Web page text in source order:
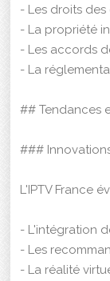
- Les droits
- La propriété
- Les accords
- La
## Tendances
###
L'IPTV France
- L'intégration
- Les
- La réalité